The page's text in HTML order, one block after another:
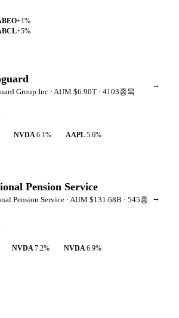
+1%
+5%
Group Inc · AUM $6.90T · 4103종목
→
NVDA 6.1% AAPL 5.6%
Pension Service
Pension Service · AUM $131.68B · 545종
→
NVDA 7.2% NVDA 6.9%